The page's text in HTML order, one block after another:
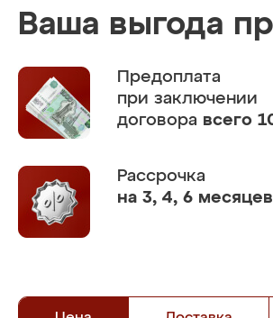
Ваша выгода
Предоплата
при заключении
договора всего
Рассрочка
на 3, 4, 6 месяцев